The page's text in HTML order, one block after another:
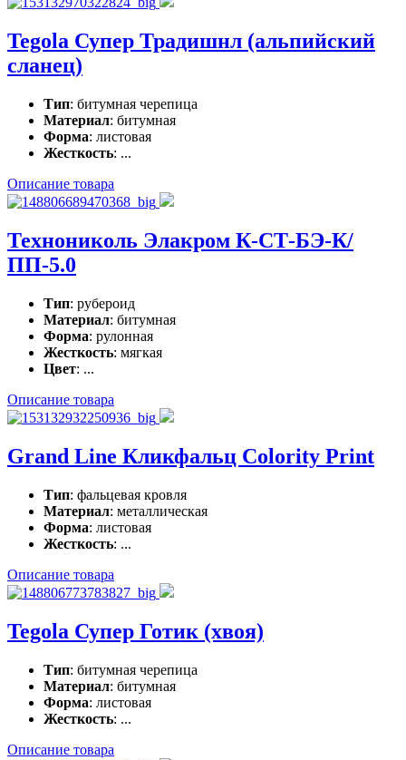
Tegola Супер Традишнл (альпийский
сланец)
Тип: битумная черепица
Материал: битумная
Форма: листовая
Жесткость: ...
Описание товара
Технониколь Элакром К-СТ-БЭ-К/
ПП-5.0
Тип: рубероид
Материал: битумная
Форма: рулонная
Жесткость: мягкая
Цвет: ...
Описание товара
Grand Line Кликфальц Colority Print
Тип: фальцевая кровля
Материал: металлическая
Форма: листовая
Жесткость: ...
Описание товара
Tegola Супер Готик (хвоя)
Тип: битумная черепица
Материал: битумная
Форма: листовая
Жесткость: ...
Описание товара